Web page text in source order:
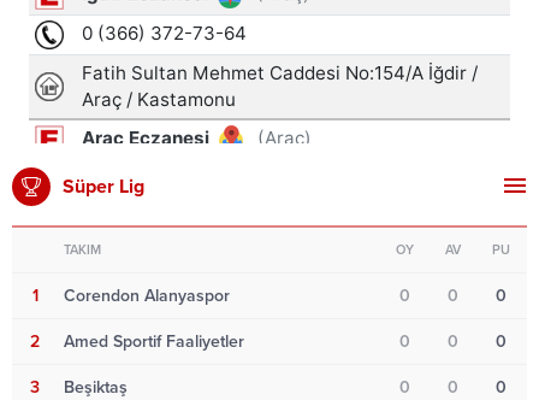
Süper Lig
TAKIM OY AV PU
1 Corendon Alanyaspor 0 0 0
2 Amed Sportif Faaliyetler 0 0 0
3 Beşiktaş 0 0 0